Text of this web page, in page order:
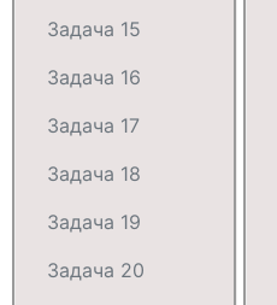
Задача 15
Задача 16
Задача 17
Задача 18
Задача 19
Задача 20